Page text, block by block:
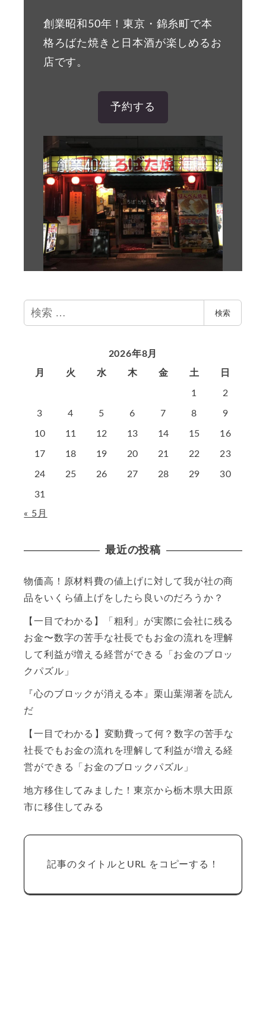
創業昭和50年！東京・錦糸町で本
格ろばた焼きと日本酒が楽しめるお
店です。
予約する
検
索
検索
2026年8月
月
火 水 木 金 土 日
1 2
3 4 5 6 7 8 9
10 11 12 13 14 15 16
17 18 19 20 21 22 23
24 25 26 27 28 29 30
31
« 5月
最近の投稿
物価高！原材料費の値上げに対して我が社の商
品をいくら値上げをしたら良いのだろうか？
【一目でわかる】「粗利」が実際に会社に残る
お金〜数字の苦手な社長でもお金の流れを理解
して利益が増える経営ができる「お金のブロッ
クパズル」
『心のブロックが消える本』栗山葉湖著を読ん
だ
【一目でわかる】変動費って何？数字の苦手な
社長でもお金の流れを理解して利益が増える経
営ができる「お金のブロックパズル」
地方移住してみました！東京から栃木県大田原
市に移住してみる
記事のタイトルとURL をコピーする！